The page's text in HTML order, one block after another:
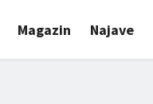
Magazin Najave